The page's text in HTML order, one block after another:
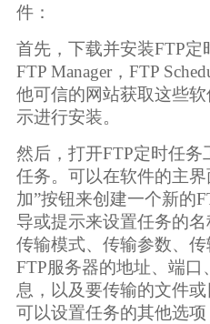
件：
首先，下载并安装FTP定
FTP Manager，FTP
他可信的网站获取这些
示进行安装。
然后，打开FTP定时任务
任务。可以在软件的主界
加”按钮来创建一个新的
导或提示来设置任务的名
传输模式、传输参数、
FTP服务器的地址、端
息，以及要传输的文件
可以设置任务的其他选